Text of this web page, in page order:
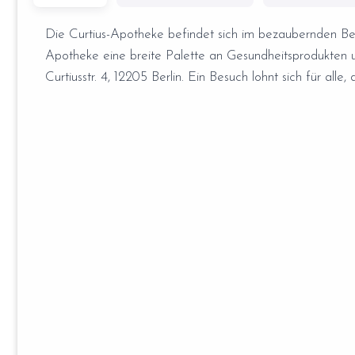
Die Curtius-Apotheke befindet sich im bezaubernden
Apotheke eine breite Palette an Gesundheitsprodukten
Curtiusstr. 4, 12205 Berlin. Ein Besuch lohnt sich für